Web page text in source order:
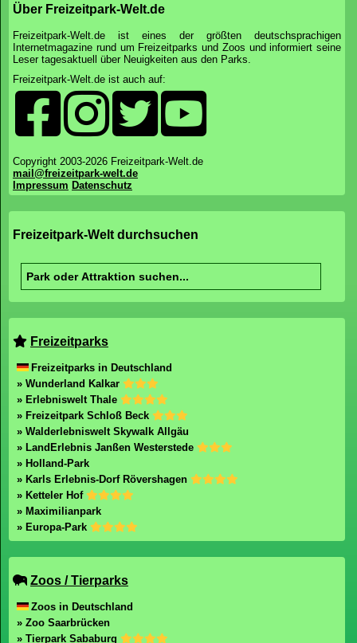
Über Freizeitpark-Welt.de
Freizeitpark-Welt.de ist eines der größten deutschsprachigen
Internetmagazine rund um Freizeitparks und Zoos und informiert seine
Leser tagesaktuell über Neuigkeiten aus den Parks.
Freizeitpark-Welt.de ist auch auf:
Copyright 2003-2026 Freizeitpark-Welt.de
mail@freizeitpark-welt.de
Impressum Datenschutz
Freizeitpark-Welt durchsuchen
Freizeitparks
Freizeitparks in Deutschland
» Wunderland Kalkar
» Erlebniswelt Thale
» Freizeitpark Schloß Beck
» Walderlebniswelt Skywalk Allgäu
» LandErlebnis Janßen Westerstede
» Holland-Park
» Karls Erlebnis-Dorf Rövershagen
» Ketteler Hof
» Maximilianpark
» Europa-Park
Zoos / Tierparks
Zoos in Deutschland
» Zoo Saarbrücken
» Tierpark Sababurg